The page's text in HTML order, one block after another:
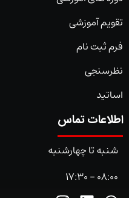
تقویم آموزشی
فرم ثبت نام
نظرسنجی
اساتید
اطلاعات تماس
شنبه تا چهارشنبه
08:00 - 17:30